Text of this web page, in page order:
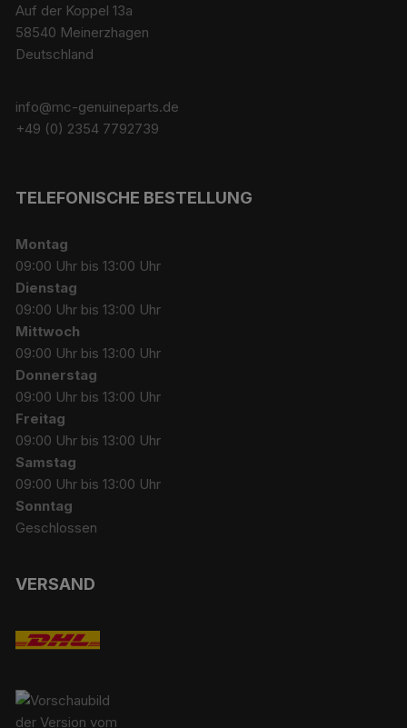
Auf der Koppel 13a
58540 Meinerzhagen
Deutschland
info@mc-genuineparts.de
+49 (0) 2354 7792739
TELEFONISCHE BESTELLUNG
Montag
09:00 Uhr bis 13:00 Uhr
Dienstag
09:00 Uhr bis 13:00 Uhr
Mittwoch
09:00 Uhr bis 13:00 Uhr
Donnerstag
09:00 Uhr bis 13:00 Uhr
Freitag
09:00 Uhr bis 13:00 Uhr
Samstag
09:00 Uhr bis 13:00 Uhr
Sonntag
Geschlossen
VERSAND